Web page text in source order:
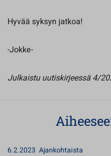
Hyvää syksyn jatkoa!
-Jokke-
Julkaistu uutiskirjeessä 4/
6.2.2023 Ajankohtaista